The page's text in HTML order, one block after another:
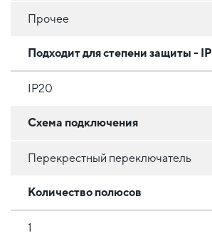
Прочее
Подходит для степени защиты - IP
IP20
Схема подключения
Перекрестный переключатель
Количество полюсов
1